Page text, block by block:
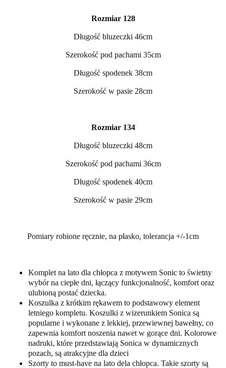
Rozmiar 128
Długość bluzeczki 46cm
Szerokość pod pachami 35cm
Długość spodenek 38cm
Szerokość w pasie 28cm
Rozmiar 134
Długość bluzeczki 48cm
Szerokość pod pachami 36cm
Długość spodenek 40cm
Szerokość w pasie 29cm
Pomiary robione ręcznie, na płasko, tolerancja +/-1cm
Komplet na lato dla chłopca z motywem Sonic to świetny
wybór na ciepłe dni, łączący funkcjonalność, komfort oraz
ulubioną postać dziecka.
Koszulka z krótkim rękawem to podstawowy element
letniego kompletu. Koszulki z wizerunkiem Sonica są
popularne i wykonane z lekkiej, przewiewnej bawełny, co
zapewnia komfort noszenia nawet w gorące dni. Kolorowe
nadruki, które przedstawiają Sonica w dynamicznych
pozach, są atrakcyjne dla dzieci
Szorty to must-have na lato dela chłopca. Takie szorty są